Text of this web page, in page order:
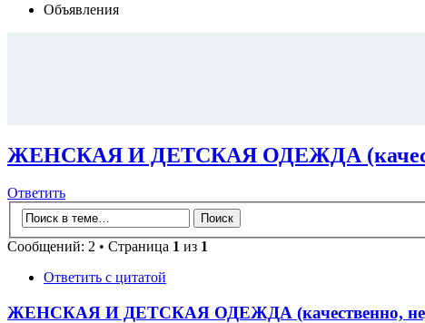
Объявления
ЖЕНСКАЯ И ДЕТСКАЯ ОДЕЖДА
Ответить
Сообщений: 2 • Страница 1 из 1
Ответить с цитатой
ЖЕНСКАЯ И ДЕТСКАЯ ОДЕЖДА (качественно,